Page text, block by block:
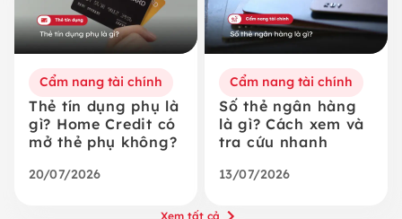
Cẩm nang tài chính
Thẻ tín dụng phụ là
gì? Home Credit có
mở thẻ phụ không?
20/07/2026
Cẩm nang tài chính
Số thẻ ngân hàng
là gì? Cách xem và
tra cứu nhanh
13/07/2026
Xem tất cả